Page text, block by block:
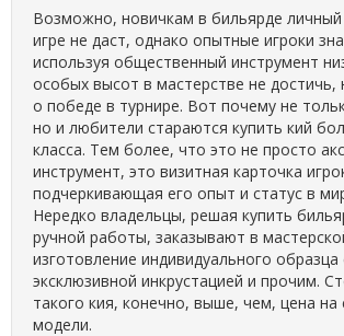
Возможно, новичкам в бильярде
игре не даст, однако опытные игроки
используя общественный инструмент
особых высот в мастерстве не достичь,
о победе в турнире. Вот почему не
но и любители стараются купить кий
класса. Тем более, что это не просто
инструмент, это визитная карточка
подчеркивающая его опыт и статус в
Нередко владельцы, решая купить
ручной работы, заказывают в
изготовление индивидуального образца
эксклюзивной инкрустацией и прочим.
такого кия, конечно, выше, чем, цена на
модели.